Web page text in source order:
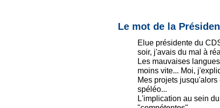
Le mot de la
Elue présidente du
soir, j'avais du mal à
Les mauvaises
moins vite... Moi,
Mes projets
spéléo...
L'implication au sein